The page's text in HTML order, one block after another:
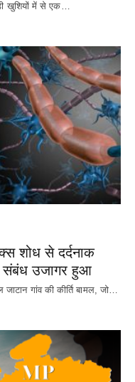
खुशियों में से एक…
शोध से दर्दनाक
संबंध उजागर हुआ
जाटान गांव की कीर्ति बामल, जो…